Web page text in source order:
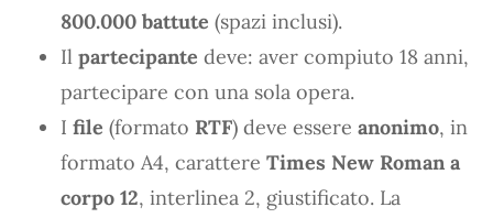
800.000 battute (spazi inclusi).
Il partecipante deve: aver compiuto 18 anni,
partecipare con una sola opera.
I file (formato RTF) deve essere anonimo, in
formato A4, carattere Times New Roman a
corpo 12, interlinea 2, giustificato. La